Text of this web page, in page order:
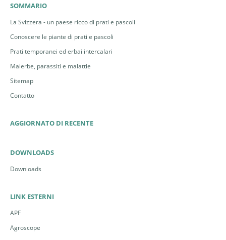
SOMMARIO
La Svizzera - un paese ricco di prati e pascoli
Conoscere le piante di prati e pascoli
Prati temporanei ed erbai intercalari
Malerbe, parassiti e malattie
Sitemap
Contatto
AGGIORNATO DI RECENTE
DOWNLOADS
Downloads
LINK ESTERNI
APF
Agroscope